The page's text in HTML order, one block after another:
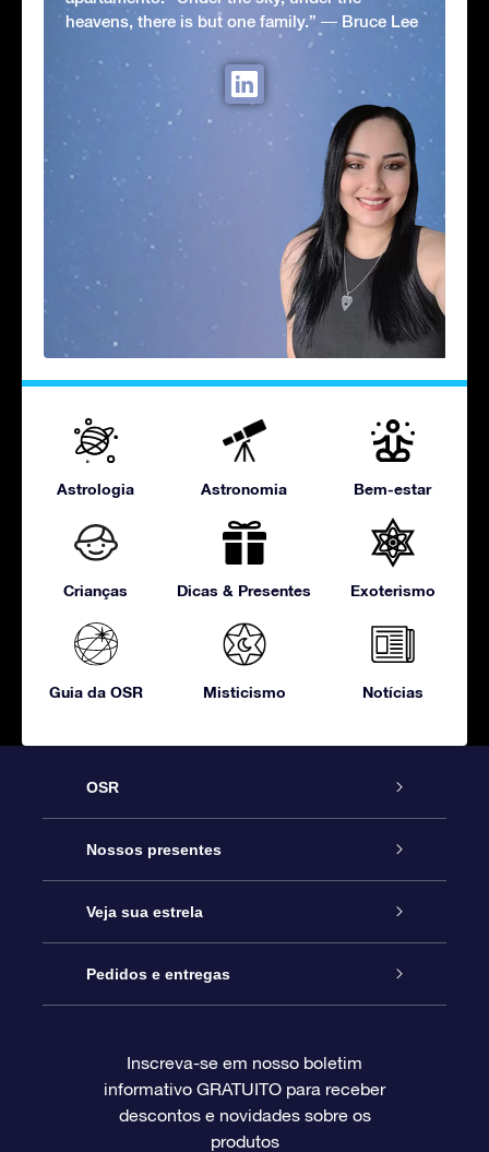
heavens, there is but one family.” ― Bruce Lee
Astrologia Astronomia Bem-estar
Crianças Dicas & Presentes Exoterismo
Guia da OSR Misticismo Notícias
OSR
Serviço
Entre em contato conosco
Blog
Avaliações
Nossos presentes
Presente estrelar on-line
Pacote de presente da OSR
O cartão de presente da OSR
Veja sua estrela
Star Register
Página estelar personalizada
Pedidos e entregas
Informações de pagamento
Inscreva-se em nosso boletim
informativo GRATUITO para receber
descontos e novidades sobre os
produtos